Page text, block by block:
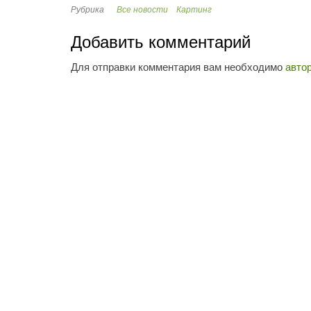
Рубрика Все новости Картинг
Добавить комментарий
Для отправки комментария вам необходимо